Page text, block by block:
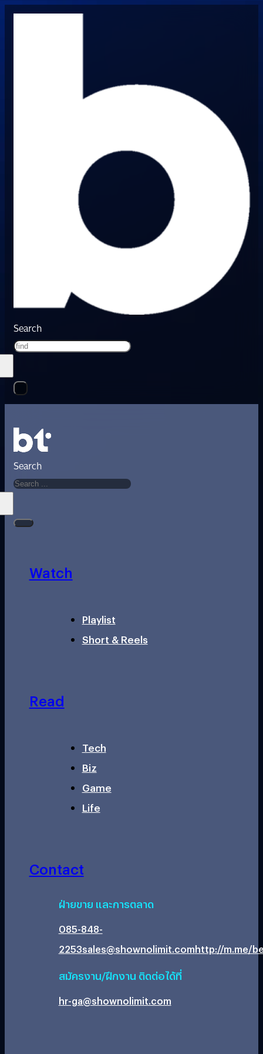
Search
Search
Watch
Playlist
Short & Reels
Read
Tech
Biz
Game
Life
Contact
ฝ่ายขาย และการตลาด
085-848-
2253sales@shownolimit.comhttp://m.me/
สมัครงาน/ฝึกงาน ติดต่อได้ที่
hr-ga@shownolimit.com